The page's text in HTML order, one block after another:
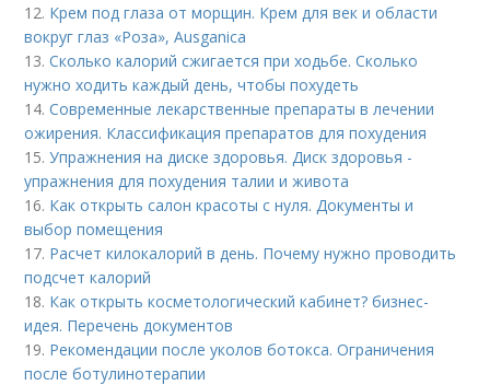
12. Крем под глаза от морщин. Крем для век и области
вокруг глаз «Роза», Ausganica
13.Сколько калорий сжигается при ходьбе. Сколько
нужно ходить каждый день, чтобы похудеть
14.Современные лекарственные препараты в лечении
ожирения. Классификация препаратов для похудения
15.Упражнения на диске здоровья. Диск здоровья -
упражнения для похудения талии и живота
16. Как открыть салон красоты с нуля. Документы и
выбор помещения
17. Расчет килокалорий в день. Почему нужно проводить
подсчет калорий
18. Как открыть косметологический кабинет? бизнес-
идея. Перечень документов
19. Рекомендации после уколов ботокса. Ограничения
после ботулинотерапии